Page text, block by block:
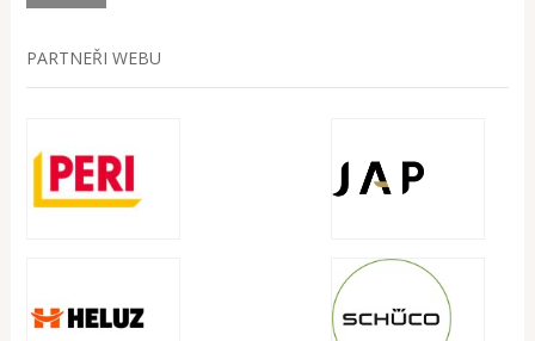
PARTNEŘI WEBU